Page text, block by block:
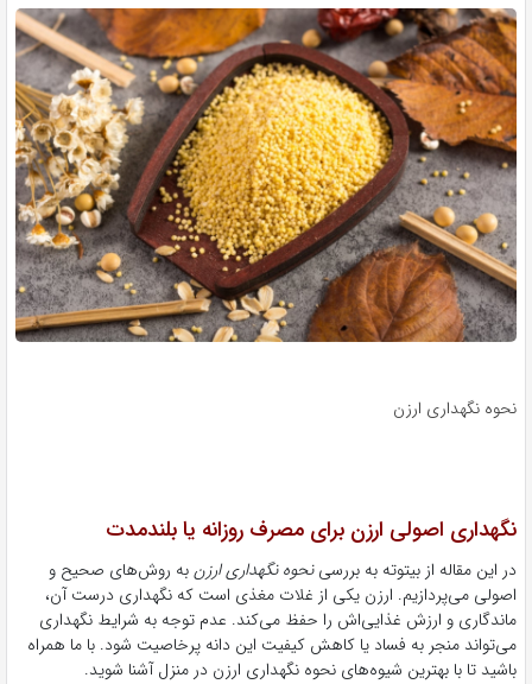
نحوه نگهداری ارزن
نگهداری اصولی ارزن برای مصرف روزانه یا بلندمدت
در این مقاله از بیتوته به بررسینحوه نگهداری ارزنبه روش‌های صحیح و
اصولی می‌پردازیم. ارزن یکی از غلات مغذی است که نگهداری درست آن،
ماندگاری و ارزش غذایی‌اش را حفظ می‌کند. عدم توجه به شرایط نگهداری
می‌تواند منجر به فساد یا کاهش کیفیت این دانه پرخاصیت شود. با ما همراه
باشید تا با بهترین شیوه‌های نحوه نگهداری ارزن در منزل آشنا شوید.